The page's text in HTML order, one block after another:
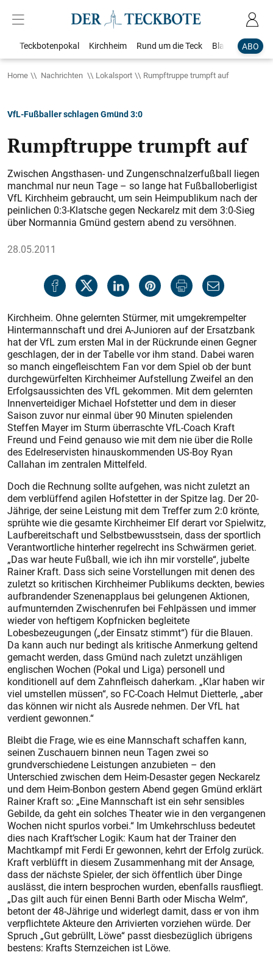
ABO
Teckbotenpokal Kirchheim Rund um die Teck Blaulicht
Home Nachrichten Lokalsport Rumpftruppe trumpft auf
VfL-Fußballer schlagen Gmünd 3:0
Rumpftruppe trumpft auf
Zwischen Angsthasen- und Zungenschnalzerfußball liegen
manchmal nur neun Tage – so lange hat Fußballoberligist
VfL Kirchheim gebraucht, um sein Heimpublikum nach der
peinlichen 0:3-Klatsche gegen Neckarelz mit dem 3:0-Sieg
über Normannia Gmünd gestern abend zu versöhnen.
28.05.2011
Kirchheim. Ohne gelernten Stürmer, mit umgekrempelter
Hintermannschaft und drei A-Junioren auf der Ersatzbank
hat der VfL zum ers­ten Mal in der Rückrunde einen Gegner
geschlagen, der in der Tabelle vor ihm stand. Dabei waren
so manch eingefleischtem Fan vor dem Spiel ob der bunt
durchgewürfelten Kirchheimer Aufstellung Zweifel an den
Erfolgsaussichten des VfL gekommen. Mit dem gelernten
Innenverteidiger Michael Hofstetter und dem in dieser
Saison zuvor nur einmal über 90 Minuten spielenden
Steffen Mayer im Sturm überraschte VfL-Coach Kraft
Freund und Feind genauso wie mit dem nie über die Rolle
des Edelreservisten hinauskommenden US-Boy Ryan
Callahan im zentralen Mittelfeld.
Doch die Rechnung sollte aufgehen, was nicht zuletzt an
dem verblüffend agilen Hofstetter in der Spitze lag. Der 20-
Jährige, der seine Leis­tung mit dem Treffer zum 2:0 krönte,
sprühte wie die gesamte Kirchheimer Elf derart vor Spielwitz,
Laufbereitschaft und Selbstbewusstsein, dass der sportlich
Verantwortliche hinterher regelrecht ins Schwärmen geriet.
„Das war heute Fußball, wie ich ihn mir vorstelle“, jubelte
Rainer Kraft. Dass sich seine Vorstellungen mit denen des
zuletzt so kritischen Kirchheimer Publikums deckten, bewies
aufbrandender Szenenapplaus bei gelungenen Aktionen,
aufmunternden Zwischenrufen bei Fehlpässen und immer
wieder von heftigem Kopfnicken begleitete
Lobesbezeugungen („der Einsatz stimmt“) für die Blauen.
Da kann auch nur bedingt als kritische Anmerkung geltend
gemacht werden, dass Gmünd nach zuletzt unzähligen
englischen Wochen (Pokal und Liga) personell und
konditionell auf dem Zahnfleisch daherkam. „Klar haben wir
viel umstellen müssen“, so FC-Coach Helmut Dietterle, „aber
das können wir nicht als Ausrede nehmen. Der VfL hat
verdient gewonnen.“
Bleibt die Frage, wie es eine Mannschaft schaffen kann,
seinen Zuschauern binnen neun Tagen zwei so
grundverschiedene Leistungen anzubieten – den
Unterschied zwischen dem Heim-Desaster gegen Neckarelz
und dem Heim-Bonbon gestern Abend gegen Gmünd erklärt
Rainer Kraft so: „Eine Mannschaft ist ein sehr sensibles
Gebilde, da geht ein solches Theater wie in den vergangenen
Wochen nicht spurlos vorbei.“ Im Umkehrschluss bedeutet
dies nach Kraft‘scher Logik: Kaum hat der Trainer den
Machtkampf mit Ferdi Er gewonnen, kehrt der Erfolg zurück.
Kraft verblüfft in diesem Zusammenhang mit der Ansage,
dass der nächs­te Spieler, der sich öffentlich über Dinge
auslässt, die intern besprochen wurden, ebenfalls rausfliegt.
„Das gilt auch für einen Benni Barth oder Mischa Welm“,
betont der 48-Jährige und widerlegt damit, dass er von ihm
verpflichtete Akteure den Arrivierten vorziehen würde. Der
Spruch „Gut gebrüllt, Löwe“ passt diesbezüglich übrigens
bestens: Krafts Sternzeichen ist Löwe.